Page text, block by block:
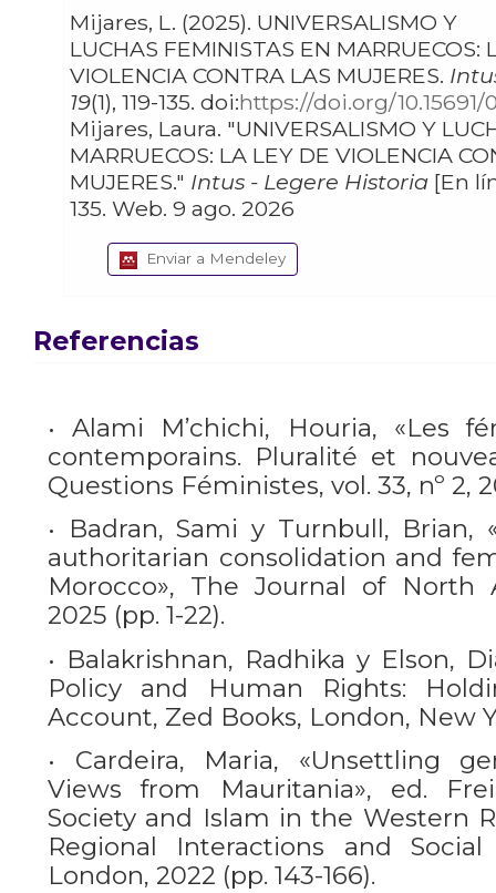
Mijares, L. (2025). UNIVERSALISMO Y
LUCHAS FEMINISTAS EN MARRUECOS:
VIOLENCIA CONTRA LAS MUJERES.
19
(1), 119-135. doi:https://doi.org/10.15691/
Mijares, Laura. "UNIVERSALISMO Y LUCHAS FEMINISTAS EN
MARRUECOS: LA LEY DE VIOLENCIA
MUJERES." Intus - Legere Historia [En
135. Web. 9 ago. 2026
Enviar a Mendeley
Referencias
• Alami M’chichi, Houria, «Les
contemporains. Pluralité et
Questions Féministes, vol. 33, nº 2,
• Badran, Sami y Turnbull, Brian,
authoritarian consolidation and
Morocco», The Journal of North
2025 (pp. 1-22).
• Balakrishnan, Radhika y Elson,
Policy and Human Rights:
Account, Zed Books, London, New
• Cardeira, Maria, «Unsettling
Views from Mauritania», ed.
Society and Islam in the Western
Regional Interactions and Social
London, 2022 (pp. 143-166).